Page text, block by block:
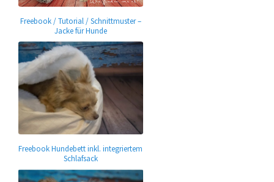
Freebook / Tutorial / Schnittmuster –
Jacke für Hunde
Freebook Hundebett inkl. integriertem
Schlafsack